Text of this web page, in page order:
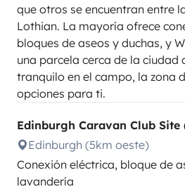
que otros se encuentran entre
Lothian. La mayoría ofrece
bloques de aseos y duchas, y
una parcela cerca de la ciudad
tranquilo en el campo, la zona
opciones para ti.
Edinburgh Caravan Club Site
Edinburgh (5km oeste)
Conexión eléctrica, bloque de
lavandería